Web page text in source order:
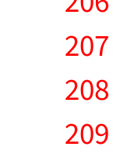
207
208
209